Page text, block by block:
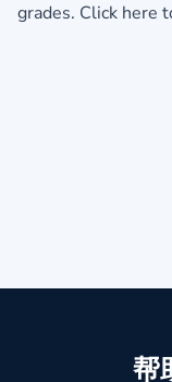
grades. Click here
帮